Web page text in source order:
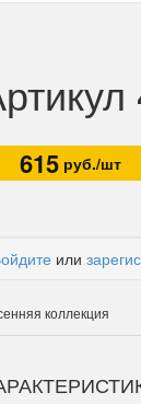
615 руб./шт
или
коллекция